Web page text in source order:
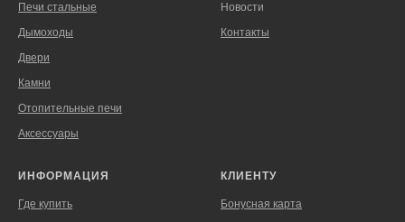
Печи стальные
Дымоходы
Двери
Камни
Отопительные печи
Аксессуары
Новости
Контакты
ИНФОРМАЦИЯ
Где купить
КЛИЕНТУ
Бонусная карта